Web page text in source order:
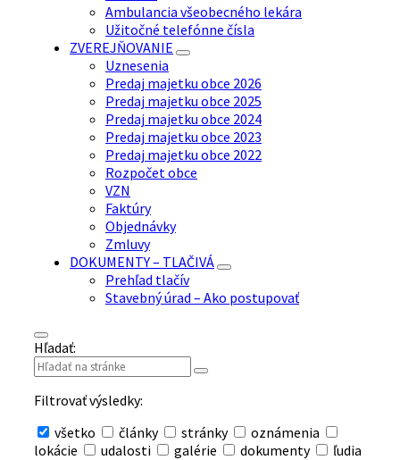
Ambulancia všeobecného lekára
Užitočné telefónne čísla
ZVEREJŇOVANIE
Uznesenia
Predaj majetku obce 2026
Predaj majetku obce 2025
Predaj majetku obce 2024
Predaj majetku obce 2023
Predaj majetku obce 2022
Rozpočet obce
VZN
Faktúry
Objednávky
Zmluvy
DOKUMENTY – TLAČIVÁ
Prehľad tlačív
Stavebný úrad – Ako postupovať
Hľadať:
Filtrovať výsledky:
všetko
články stránky
oznámenia
lokácie
udalosti galérie dokumenty ľudia